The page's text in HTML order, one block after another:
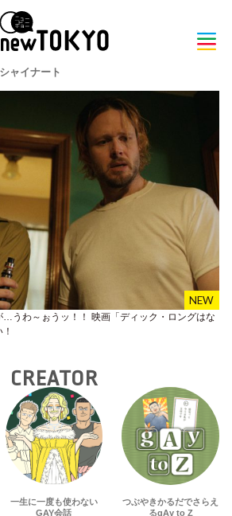
ャイナート
うわ～ぉうッ！！ 映画「ディック・ロングはな
CREATOR
一生に一度も使わない
GAY会話
つぶやきかるだでさらえ
るgAy to Z